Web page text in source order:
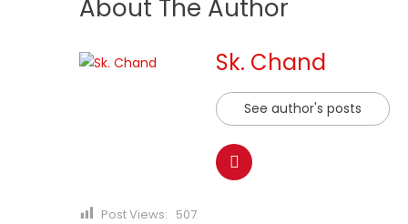
About The Author
Sk. Chand
See author's posts
Post Views: 507